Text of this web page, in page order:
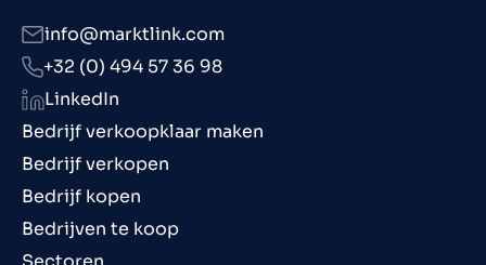
Bedrijf verkoopklaar maken
Bedrijf verkopen
Bedrijf kopen
Bedrijven te koop
info@marktlink.com
+32 (0) 494 57 36 98
LinkedIn